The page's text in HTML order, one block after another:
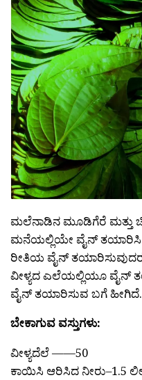
ಮಲೆನಾಡಿನ ಮೂಡಿಗೆರೆ ಮತ್ತು
ಮನೆಯಲ್ಲಿಯೇ ವೈನ್ ತಯಾರಿಸಿ
ರೀತಿಯ ವೈನ್
ವೀಳ್ಯದ ಎಲೆಯಲ್ಲಿಯೂ ವೈನ್
ವೈನ್ ತಯಾರಿಸುವ ಬಗೆ ಹೀಗಿದೆ.
ಬೇಕಾಗುವ ವಸ್ತುಗಳು:
ವೀಳ್ಯದೆಲೆ ——50
ಕಾಯಿಸಿ ಆರಿಸಿದ ನೀರು–1.5 ಲೀ